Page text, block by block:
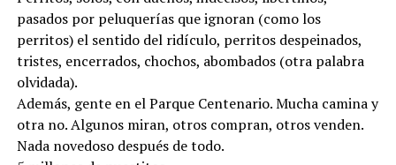
pasados por peluquerías que ignoran (como los
perritos) el sentido del ridículo, perritos despeinados,
tristes, encerrados, chochos, abombados (otra palabra
olvidada).
Además, gente en el Parque Centenario. Mucha camina y
otra no. Algunos miran, otros compran, otros venden.
Nada novedoso después de todo.